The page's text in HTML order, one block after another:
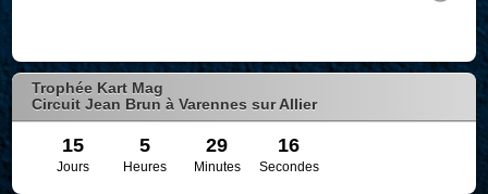
Trophée Kart Mag
Circuit Jean Brun à Varennes sur Allier
15 5 29 16
Jours Heures Minutes Secondes